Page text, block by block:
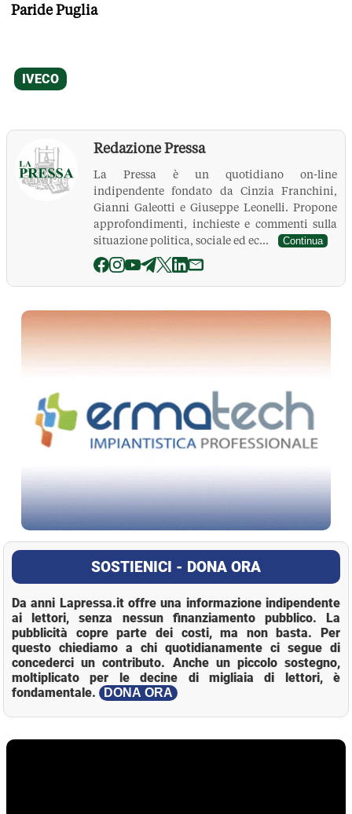
Paride Puglia
Redazione Pressa
La Pressa è un quotidiano on-line
indipendente fondato da Cinzia Franchini,
Gianni Galeotti e Giuseppe Leonelli. Propone
approfondimenti, inchieste e commenti sulla
situazione politica, sociale ed ec...
Continua
La Pressa
SOSTIENICI - DONA ORA
Da anni Lapressa.it offre una informazione indipendente
ai lettori, senza nessun finanziamento pubblico. La
pubblicità copre parte dei costi, ma non basta. Per
questo chiediamo a chi quotidianamente ci segue di
concederci un contributo. Anche un piccolo sostegno,
moltiplicato per le decine di migliaia di lettori, è
fondamentale.
DONA ORA